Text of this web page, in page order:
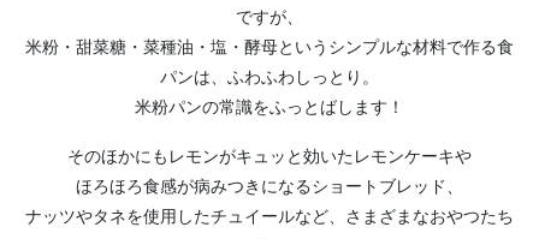
ですが、
米粉・甜菜糖・菜種油・塩・酵母というシンプルな材料で作る食
パンは、ふわふわしっとり。
米粉パンの常識をふっとばします！
そのほかにもレモンがキュッと効いたレモンケーキや
ほろほろ食感が病みつきになるショートブレッド、
ナッツやタネを使用したチュイールなど、さまざまなおやつたち